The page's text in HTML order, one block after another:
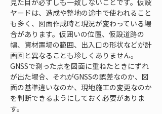
見た目が必ずしも一致しないことです。仮設
ヤードは、造成や整地の途中で使われること
も多く、図面作成時と現況が変わっている場
合があります。仮囲いの位置、仮設道路の
幅、資材置場の範囲、出入口の形状などが計
画図と異なることも珍しくありません。
GNSSで測った点を図面に重ねたときにずれ
が出た場合、それがGNSSの誤差なのか、図
面の基準違いなのか、現地施工の変更なのか
を判断できるようにしておく必要がありま
す。